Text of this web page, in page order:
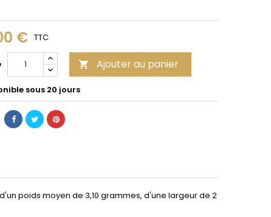
€ TTC
 Ajouter au panier
sous 20 jours
d'un poids moyen de 3,10 grammes, d'une largeur de 2